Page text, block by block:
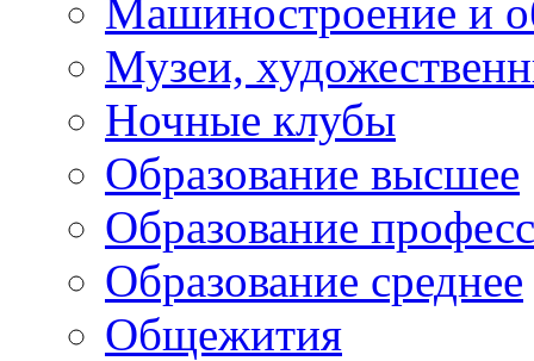
Машиностроение и
Музеи,
Ночные клубы
Образование высшее
Образование
Образование среднее
Общежития